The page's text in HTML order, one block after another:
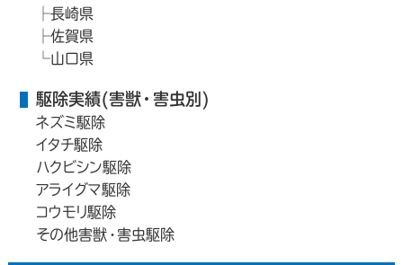
長崎県
佐賀県
山口県
駆除実績(害獣・害虫別)
ネズミ駆除
イタチ駆除
ハクビシン駆除
アライグマ駆除
コウモリ駆除
その他害獣・害虫駆除